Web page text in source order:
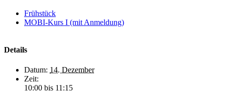
Frühstück
MOBI-Kurs I (mit Anmeldung)
Details
Datum: 14. Dezember
Zeit:
10:00 bis 11:15